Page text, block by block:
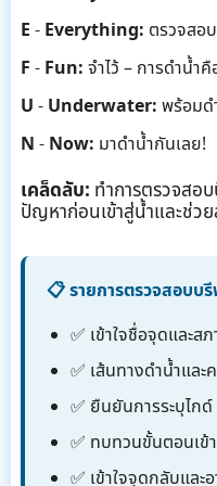
E - Everything: ตรวจสอ
F - Fun: จำไว้ – การดำน้ำ
U - Underwater: พร้อมด
N - Now: มาดำน้ำกันเลย!
เคล็ดลับ: ทำการตรวจสอ
ปัญหาก่อนเข้าสู่น้ำและช่ว
📋 รายการตรวจสอบบ
✅ เข้าใจชื่อจุดและส
✅ เส้นทางดำน้ำและ
✅ ยืนยันการระบุไกด์
✅ ทบทวนขั้นตอนเข้
✅ เข้าใจจุดกลับและ